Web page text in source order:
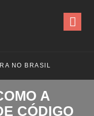
NO BRASIL
A
CÓDIGO